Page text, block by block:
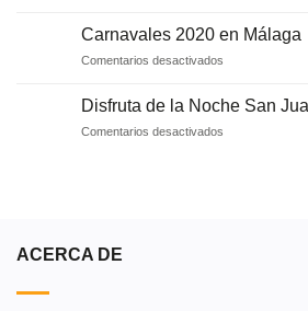
delpetardos
las
Carnavales 2020 en Málaga
Comentarios desactivados
2020
en
Disfruta de la Noche San
Comentarios desactivados
ACERCA DE